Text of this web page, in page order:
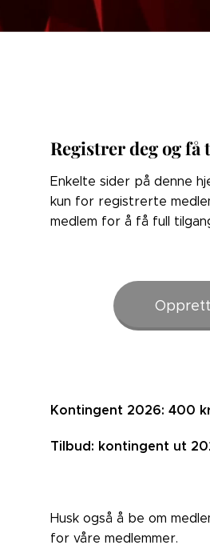
Registrer deg og få
Enkelte sider på denne
kun for registrerte
medlem for å få full
Kontingent 2026: 400
Tilbud: kontingent ut
Husk også å be om
for våre medlemmer.